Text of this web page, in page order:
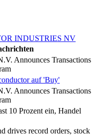
INDUSTRIES NV
Announces Transactions
auf 'Buy'
Announces Transactions
10 Prozent ein, Handel
drives record orders, stock